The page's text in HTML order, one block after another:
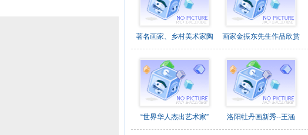
著名画家、乡村美术家陶 画家金振东先生作品欣赏
“世界华人杰出艺术家” 洛阳牡丹画新秀--王涵